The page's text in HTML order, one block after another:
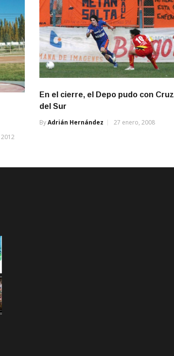
En el cierre, el Depo pudo con Cruz
del Sur
ByAdrián Hernández 27 enero, 2008